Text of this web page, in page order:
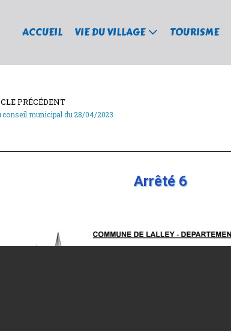
ACCUEIL VIE DU VILLAGE TOURISME
PRÉCÉDENT
conseil municipal du 28/04/2023
Arrêté 6